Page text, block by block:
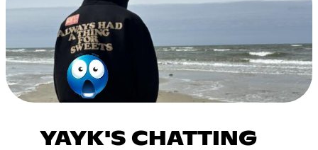
YAYK'S CHATTING